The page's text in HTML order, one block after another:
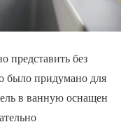
представить без
было придумано для
в ванную оснащен